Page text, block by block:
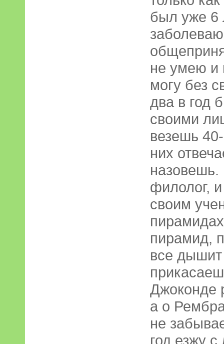
был уже 6
не умею и
могу без
два в год
своими
везешь
них
назовешь.
филолог,
своим
пирамид,
все дышит
Джоконде
а о
не
год езжу